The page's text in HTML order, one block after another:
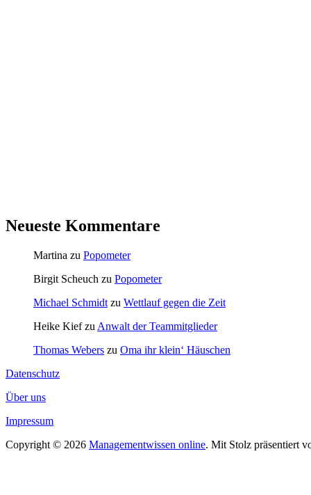
Neueste Kommentare
Martina zu Popometer
Birgit Scheuch zu Popometer
Michael Schmidt zu Wettlauf gegen die Zeit
Heike Kiefzu Anwalt der Teammitglieder
Thomas Webers zu Oma ihr klein‘ Häuschen
Datenschutz
Über uns
Impressum
Copyright © 2026 Managementwissen online. Mit Stolz präsentiert